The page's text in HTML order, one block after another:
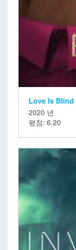
Love Is Blind
2020 년
평점: 6.20